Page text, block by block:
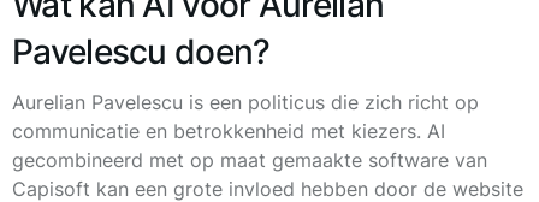
Pavelescu doen?
Aurelian Pavelescu is een politicus die zich richt op
communicatie en betrokkenheid met kiezers. AI
gecombineerd met op maat gemaakte software van
Capisoft kan een grote invloed hebben door de website